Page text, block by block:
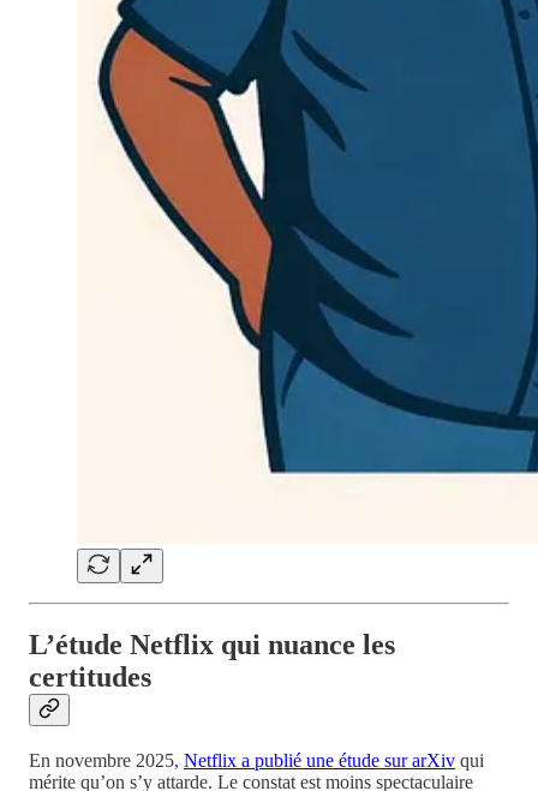
L’étude Netflix qui nuance les
certitudes
En novembre 2025, Netflix a publié une étude sur arXiv qui
mérite qu’on s’y attarde. Le constat est moins spectaculaire